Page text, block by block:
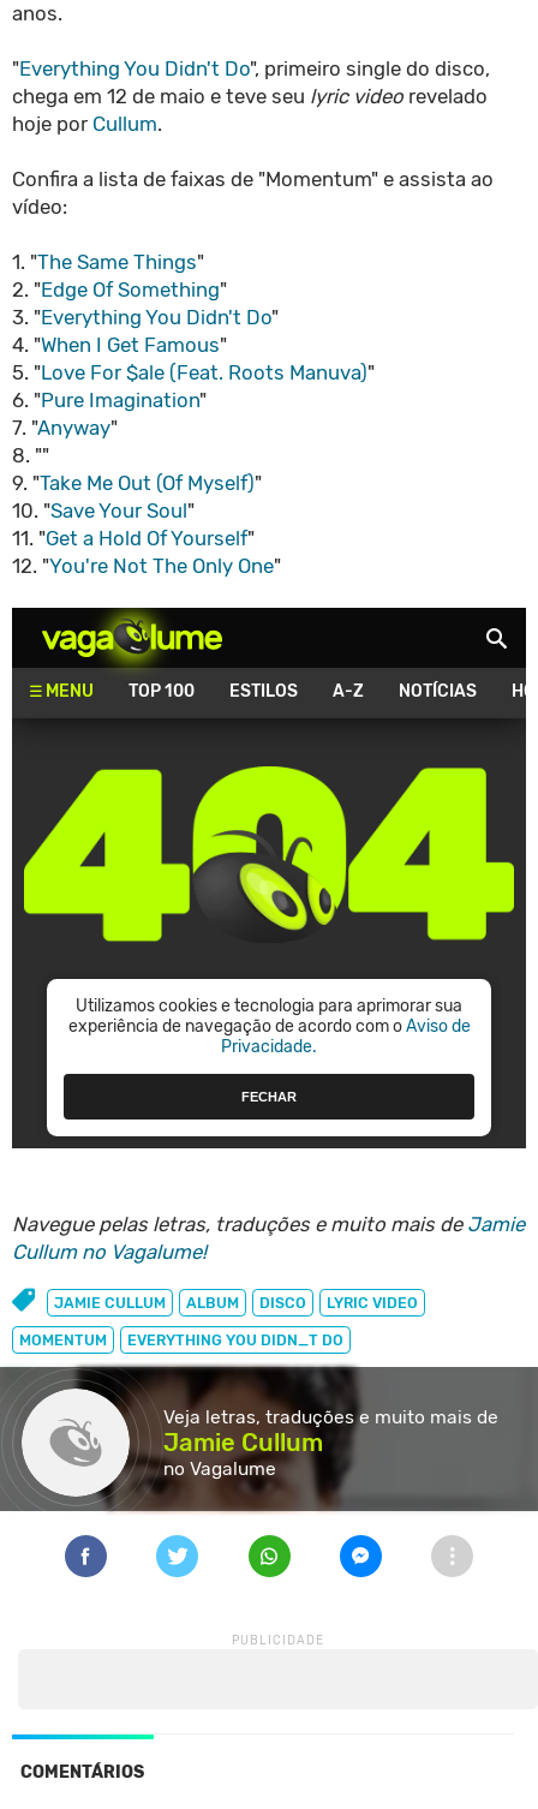
anos.
"Everything You Didn't Do", primeiro single do disco,
chega em 12 de maio e teve seu lyric video revelado
hoje por Cullum.
Confira a lista de faixas de "Momentum" e assista ao
vídeo:
1. "The Same Things"
2. "Edge Of Something"
3. "Everything You Didn't Do"
4. "When I Get Famous"
5. "Love For $ale (Feat. Roots Manuva)"
6. "Pure Imagination"
7. "Anyway"
8. ""
9. "Take Me Out (Of Myself)"
10. "Save Your Soul"
11. "Get a Hold Of Yourself"
12. "You're Not The Only One"
Navegue pelas letras, traduções e muito mais de Jamie
Cullum no Vagalume!
JAMIE CULLUM ALBUM DISCO LYRIC VIDEO
MOMENTUM EVERYTHING YOU DIDN_T DO
Veja letras, traduções e muito mais de
Jamie Cullum
no Vagalume
COMENTÁRIOS